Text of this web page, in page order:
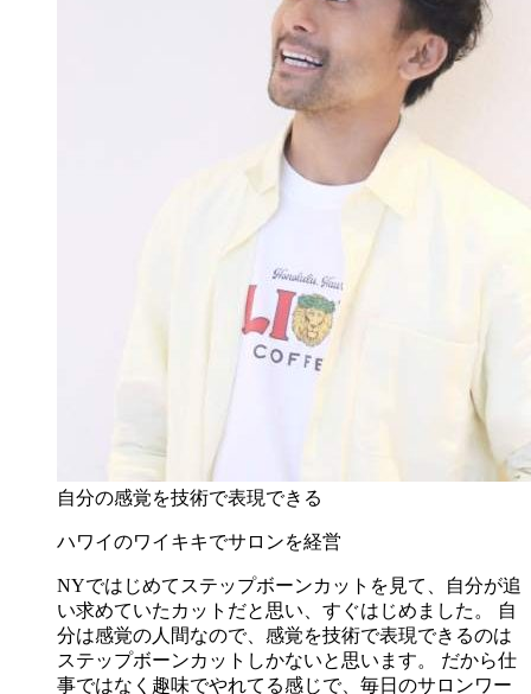
自分の感覚を技術で表現できる
ハワイのワイキキでサロンを経営
NYではじめてステップボーンカットを見て、自分が追
い求めていたカットだと思い、すぐはじめました。 自
分は感覚の人間なので、感覚を技術で表現できるのは
ステップボーンカットしかないと思います。 だから仕
事ではなく趣味でやれてる感じで、毎日のサロンワー